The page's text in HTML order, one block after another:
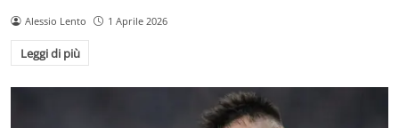
Alessio Lento 1 Aprile 2026
Leggi di più